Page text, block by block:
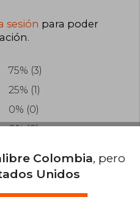
sesión para poder
.
75% (3)
25% (1)
0% (0)
0% (0)
Colombia, pero
Unidos